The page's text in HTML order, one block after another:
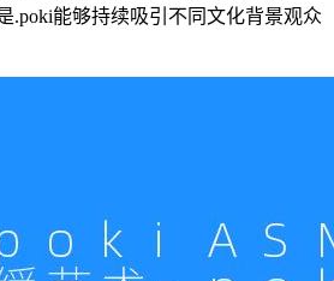
.poki能够持续吸引不同文化背景观众